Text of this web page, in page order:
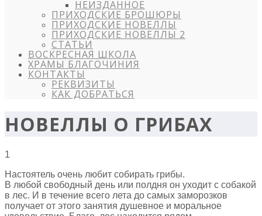
НЕИЗДАННОЕ
ПРИХОДСКИЕ БРОШЮРЫ
ПРИХОДСКИЕ НОВЕЛЛЫ
ПРИХОДСКИЕ НОВЕЛЛЫ 2
СТАТЬИ
ВОСКРЕСНАЯ ШКОЛА
ХРАМЫ БЛАГОЧИНИЯ
КОНТАКТЫ
РЕКВИЗИТЫ
КАК ДОБРАТЬСЯ
НОВЕЛЛЫ О ГРИБАХ
1
Настоятель очень любит собирать грибы.
В любой свободный день или полдня он уходит с собакой
в лес. И в течение всего лета до самых заморозков
получает от этого занятия душевное и моральное